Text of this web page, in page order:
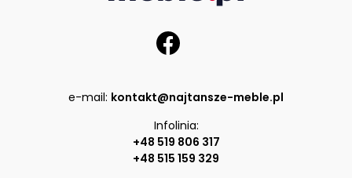
e-mail: kontakt@najtansze-meble.pl
Infolinia:
+48 519 806 317
+48 515 159 329